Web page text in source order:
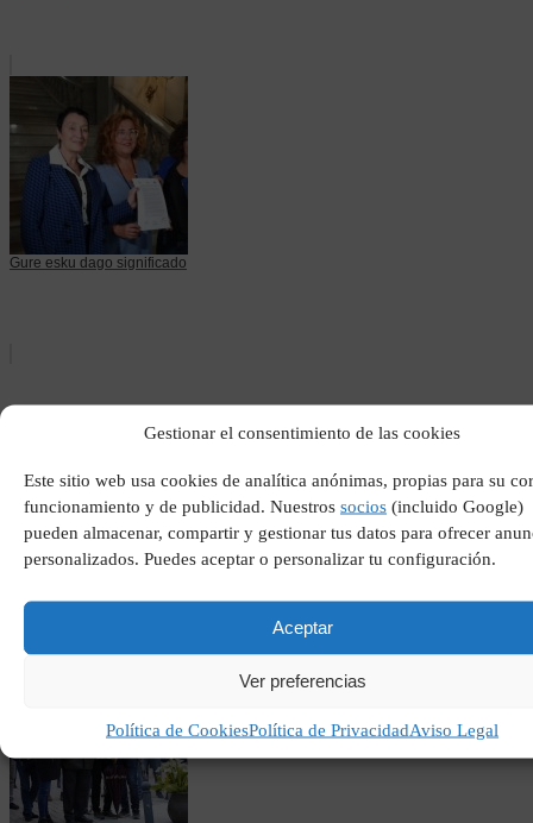
Gestionar el consentimiento de las cookies
Este sitio web usa cookies de analítica anónimas, propias para su
funcionamiento y de publicidad. Nuestros socios (incluido Google)
pueden almacenar, compartir y gestionar tus datos para ofrecer
personalizados. Puedes aceptar o personalizar tu configuración.
Aceptar
Ver preferencias
Política de CookiesPolítica de PrivacidadAviso Legal
Gure esku dago significado
La decadencia de
occidente pdf